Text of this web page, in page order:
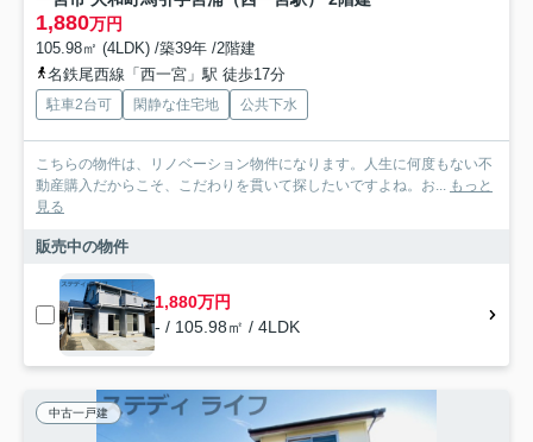
1,880万円
105.98㎡ (4LDK) /築39年 /2階建
名鉄尾西線「西一宮」駅 徒歩17分
駐車2台可 閑静な住宅地 公共下水
こちらの物件は、リノベーション物件になります。人生に何度もない不
動産購入だからこそ、こだわりを貫いて探したいですよね。お... もっと
見る
販売中の物件
1,880万円
- / 105.98㎡ / 4LDK
中古一戸建